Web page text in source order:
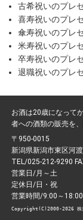
古希祝いのプレ
喜寿祝いのプレ
傘寿祝いのプレ
米寿祝いのプレ
卒寿祝いのプレ
退職祝いのプレ
お酒は20歳になって
者への酒類の販売を
〒950-0015
新潟県新潟市東区河
TEL/025-212-9290
営業日/月～土
定休日/日・祝
営業時間/9:00～18:00
Copyright(C)2000-2026